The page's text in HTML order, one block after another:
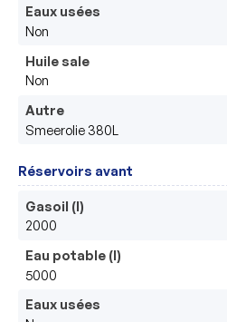
Eaux usées
Non
Huile sale
Non
Autre
Smeerolie 380L
Réservoirs avant
Gasoil (l)
2000
Eau potable (l)
5000
Eaux usées